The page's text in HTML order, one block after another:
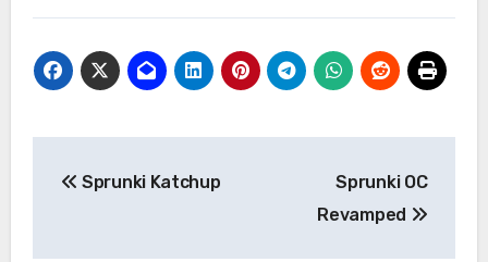
navigation
Sprunki Katchup
Sprunki OC
Revamped